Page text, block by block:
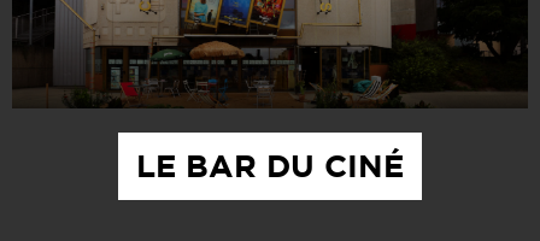
ÉDUCATION AUX IMAGES
LE BAR DU CINÉ